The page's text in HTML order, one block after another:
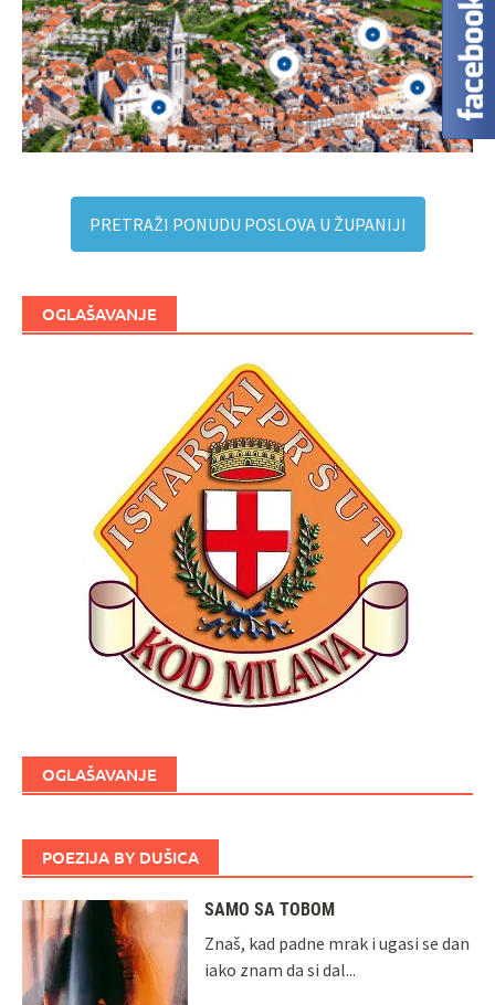
PRETRAŽI PONUDU POSLOVA U ŽUPANIJI
OGLAŠAVANJE
OGLAŠAVANJE
POEZIJA BY DUŠICA
SAMO SA TOBOM
Znaš, kad padne mrak i ugasi se dan
iako znam da si dal...